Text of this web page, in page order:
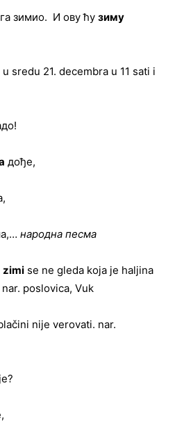
зимио. И ову ћу зиму
sredu 21. decembra u 11 sati i
дође,
народна песма
zimi se ne gleda koja je haljina
poslovica, Vuk
nije verovati. nar.